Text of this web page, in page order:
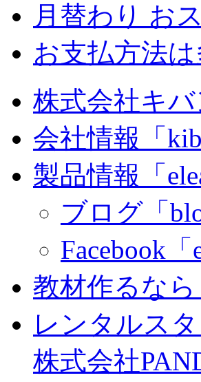
月替わり お
お支払方法
株式会社キ
会社情報「
製品情報「
ブログ「
Facebook
教材作るな
レンタルス
株式会社